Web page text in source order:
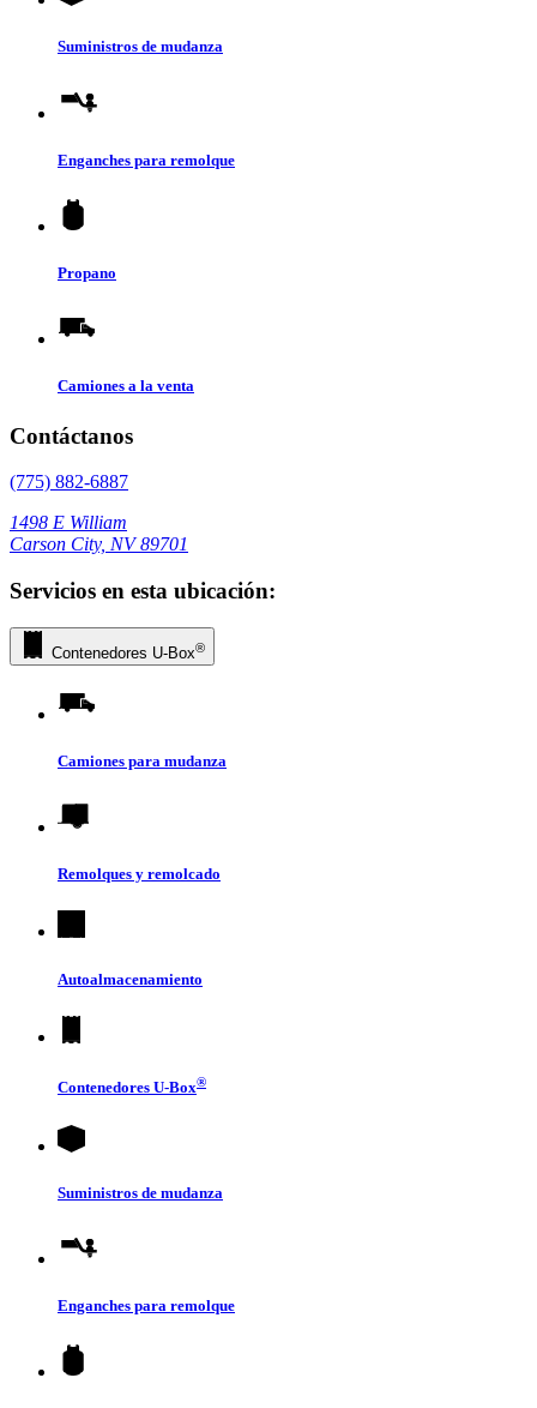
Suministros de mudanza
Enganches para remolque
Propano
Camiones a la venta
Contáctanos
(775) 882-6887
1498 E William
Carson City, NV 89701
Servicios en esta ubicación:
Contenedores U-Box®
Camiones para mudanza
Remolques y remolcado
Autoalmacenamiento
Contenedores U-Box®
Suministros de mudanza
Enganches para remolque